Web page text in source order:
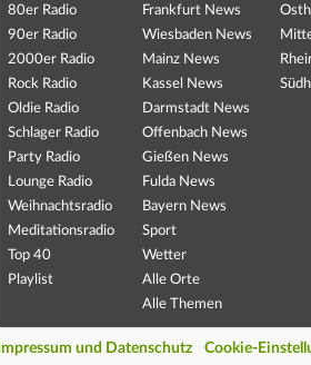
80er Radio
90er Radio
2000er Radio
Rock Radio
Oldie Radio
Schlager Radio
Party Radio
Lounge Radio
Weihnachtsradio
Meditationsradio
Top 40
Playlist
Frankfurt News
Wiesbaden News
Mainz News
Kassel News
Darmstadt News
Offenbach News
Gießen News
Fulda News
Bayern News
Sport
Wetter
Alle Orte
Alle Themen
Impressum und Datenschutz Cookie-